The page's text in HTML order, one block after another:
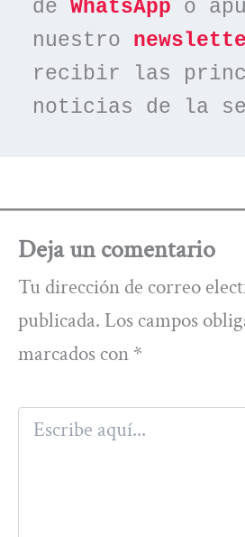
de WhatsApp o
nuestro
recibir las
noticias de la
Deja un comentario
Tu dirección de correo
publicada. Los campos
marcados con *
Escribe
aquí...